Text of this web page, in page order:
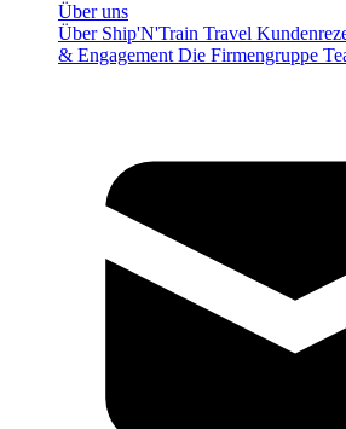
Über uns
Über Ship'N'Train Travel
& Engagement Die Firmengruppe